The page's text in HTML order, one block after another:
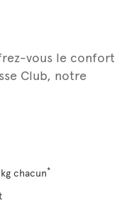
vous le confort
Club, notre
chacun*